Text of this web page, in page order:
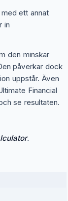
ett annat
in
den minskar
påverkar dock
uppstår. Även
Financial
se resultaten.
.